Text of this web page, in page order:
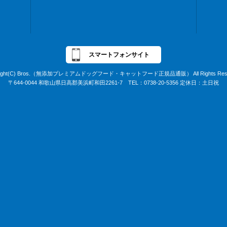
スマートフォンサイト
Bros.（無添加プレミアムドッグフード・キャットフード正規品通販） All Rights
〒644-0044 和歌山県日高郡美浜町和田2261-7 TEL：0738-20-5356 定休日：土日祝